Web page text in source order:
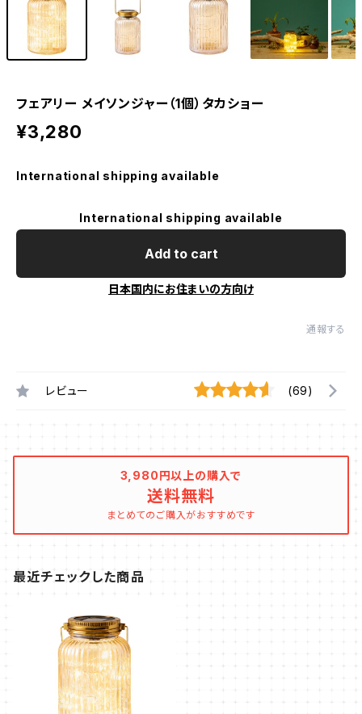
フェアリー メイソンジャー（1個）タカショー
¥3,280
International shipping available
International shipping available
Add to cart
日本国内にお住まいの方向け
通報する
レビュー (69)
3,980円以上の購入で
送料無料
まとめてのご購入がおすすめです
最近チェックした商品